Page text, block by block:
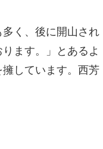
く、後に開山され
ます。」とあるよ
しています。西芳